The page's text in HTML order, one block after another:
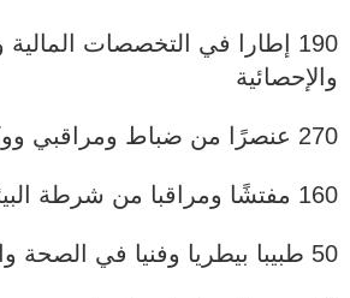
190 إطارا في التخصصات المالية
والإحصائية
270 عنصرًا من ضباط ومراقبي ووكلاء الجمارك
160 مفتشًا ومراقبا من شرطة البيئة وحرس الغابات
50 طبيبا بيطريا وفنيا في الصحة والإنتاج البيطري